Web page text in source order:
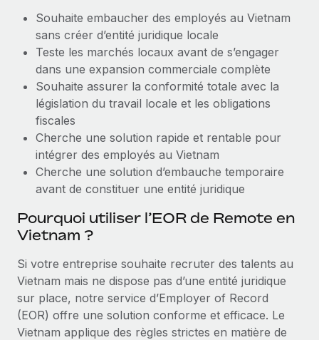
Mobilité et déménagement international
Organisez facilement le déménagement de vos
employés
Avantages sociaux
Gérez facilement les avantages sociaux
Mises à jour des produits de Remote :
Intégrations Gusto et Xero et Gestion des
freelances Plus
Remote a toujours pour mission d'aider les entreprises de
toute taille à embaucher, gérer et payer...
En savoir plus
Comment Phiture gère ses 55 employés
répartis dans 19 pays grâce à Remote
croissance mobile internationale, encourage les...
Souhaite embaucher des employés au Vietnam
sans créer d’entité juridique locale
Teste les marchés locaux avant de s’engager
dans une expansion commerciale complète
Souhaite assurer la conformité totale avec la
législation du travail locale et les obligations
fiscales
Cherche une solution rapide et rentable pour
intégrer des employés au Vietnam
Cherche une solution d’embauche temporaire
avant de constituer une entité juridique
Pourquoi utiliser l’EOR de Remote en
Vietnam ?
Si votre entreprise souhaite recruter des talents au
Vietnam mais ne dispose pas d’une entité juridique
sur place, notre service d’Employer of Record
(EOR) offre une solution conforme et efficace. Le
Vietnam applique des règles strictes en matière de